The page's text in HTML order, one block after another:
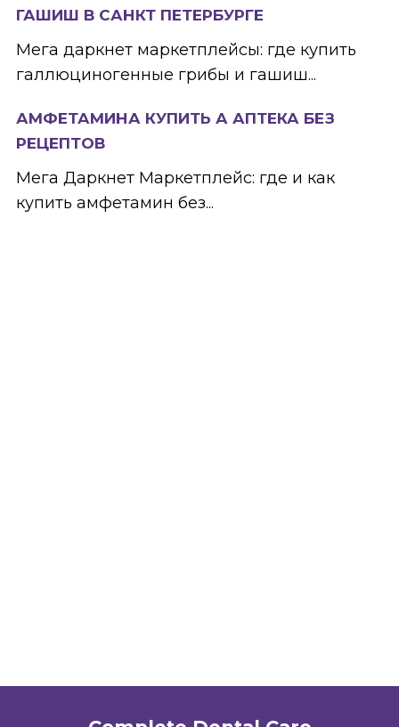
ГАШИШ В САНКТ ПЕТЕРБУРГЕ
Мега даркнет маркетплейсы: где купить
галлюциногенные грибы и гашиш...
АМФЕТАМИНА КУПИТЬ А АПТЕКА БЕЗ
РЕЦЕПТОВ
Мега Даркнет Маркетплейс: где и как
купить амфетамин без...